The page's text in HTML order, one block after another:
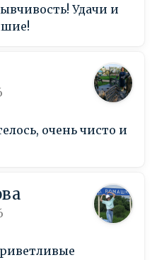
Удачи и
очень чисто и